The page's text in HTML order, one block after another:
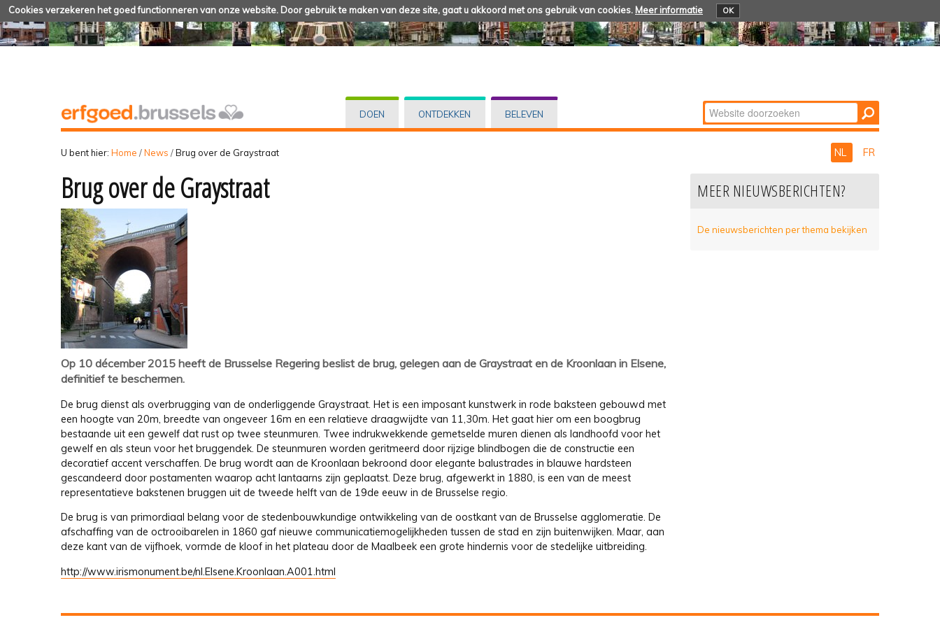
Cookies verzekeren het goed functionneren van onze website. Door gebruik te maken van deze site, gaat u akkoord met ons gebruik van cookies. Meer informatie OK
DOEN ONTDEKKEN BELEVEN Zoek
Geavanceerd
U bent hier: Home /News /Brug over de Graystraat NL FR
Brug over de Graystraat
Op 10 décember 2015 heeft de Brusselse Regering beslist de brug, gelegen aan de Graystraat en de Kroonlaan in Elsene,
definitief te beschermen.
De brug dienst als overbrugging van de onderliggende Graystraat. Het is een imposant kunstwerk in rode baksteen gebouwd met
een hoogte van 20m, breedte van ongeveer 16m en een relatieve draagwijdte van 11,30m. Het gaat hier om een boogbrug
bestaande uit een gewelf dat rust op twee steunmuren. Twee indrukwekkende gemetselde muren dienen als landhoofd voor het
gewelf en als steun voor het bruggendek. De steunmuren worden geritmeerd door rijzige blindbogen die de constructie een
decoratief accent verschaffen. De brug wordt aan de Kroonlaan bekroond door elegante balustrades in blauwe hardsteen
gescandeerd door postamenten waarop acht lantaarns zijn geplaatst. Deze brug, afgewerkt in 1880, is een van de meest
representatieve bakstenen bruggen uit de tweede helft van de 19de eeuw in de Brusselse regio.
De brug is van primordiaal belang voor de stedenbouwkundige ontwikkeling van de oostkant van de Brusselse agglomeratie. De
afschaffing van de octrooibarelen in 1860 gaf nieuwe communicatiemogelijkheden tussen de stad en zijn buitenwijken. Maar, aan
deze kant van de vijfhoek, vormde de kloof in het plateau door de Maalbeek een grote hindernis voor de stedelijke uitbreiding.
http://www.irismonument.be/nl.Elsene.Kroonlaan.A001.html
MEER NIEUWSBERICHTEN?
De nieuwsberichten per thema bekijken